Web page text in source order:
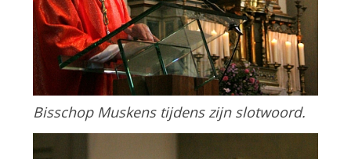
Bisschop Muskens tijdens zijn slotwoord.